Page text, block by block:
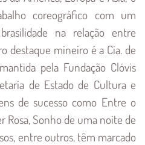
coreográfico com um
na relação entre
destaque mineiro é a Cia. de
pela Fundação Clóvis
de Estado de Cultura e
de sucesso como Entre o
Rosa, Sonho de uma noite de
entre outros, têm marcado